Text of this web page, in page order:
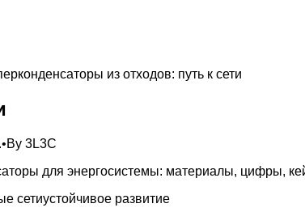
из отходов: путь к сети
•By 3L3C
для энергосистемы: материалы, цифры,
сетиустойчивое развитие